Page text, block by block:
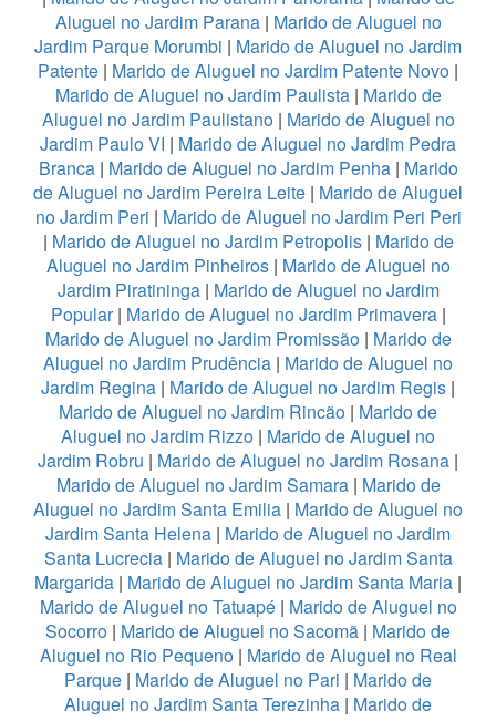
Aluguel no Jardim Parana| Marido de Aluguel no
Jardim Parque Morumbi | Marido de Aluguel no Jardim
Patente | Marido de Aluguel no Jardim Patente Novo |
Marido de Aluguel no Jardim Paulista| Marido de
Aluguel no Jardim Paulistano| Marido de Aluguel no
Jardim Paulo VI | Marido de Aluguel no Jardim Pedra
Branca| Marido de Aluguel no Jardim Penha| Marido
de Aluguel no Jardim Pereira Leite | Marido de Aluguel
no Jardim Peri | Marido de Aluguel no Jardim Peri Peri
| Marido de Aluguel no Jardim Petropolis| Marido de
Aluguel no Jardim Pinheiros| Marido de Aluguel no
Jardim Piratininga| Marido de Aluguel no Jardim
Popular| Marido de Aluguel no Jardim Primavera|
Marido de Aluguel no Jardim Promissão| Marido de
Aluguel no Jardim Prudência | Marido de Aluguel no
Jardim Regina | Marido de Aluguel no Jardim Regis |
Marido de Aluguel no Jardim Rincão | Marido de
Aluguel no Jardim Rizzo | Marido de Aluguel no
Jardim Robru | Marido de Aluguel no Jardim Rosana |
Marido de Aluguel no Jardim Samara| Marido de
Aluguel no Jardim Santa Emilia | Marido de Aluguel no
Jardim Santa Helena | Marido de Aluguel no Jardim
Santa Lucrecia| Marido de Aluguel no Jardim Santa
Margarida | Marido de Aluguel no Jardim Santa Maria |
Marido de Aluguel no Tatuapé| Marido de Aluguel no
Socorro | Marido de Aluguel no Sacomã | Marido de
Aluguel no Rio Pequeno| Marido de Aluguel no Real
Parque | Marido de Aluguel no Pari | Marido de
Aluguel no Jardim Santa Terezinha | Marido de